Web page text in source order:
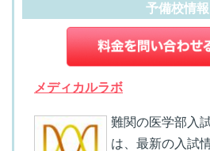
予備校情報
メディカルラボ
難関の医学部入
は、最新の入試